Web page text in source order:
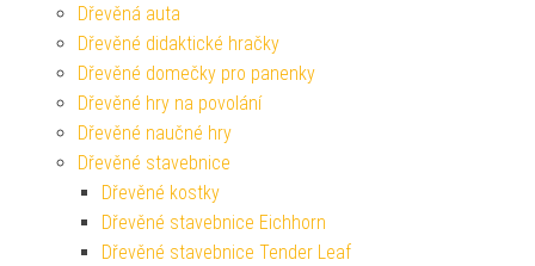
Dřevěná auta
Dřevěné didaktické hračky
Dřevěné domečky pro panenky
Dřevěné hry na povolání
Dřevěné naučné hry
Dřevěné stavebnice
Dřevěné kostky
Dřevěné stavebnice Eichhorn
Dřevěné stavebnice Tender Leaf